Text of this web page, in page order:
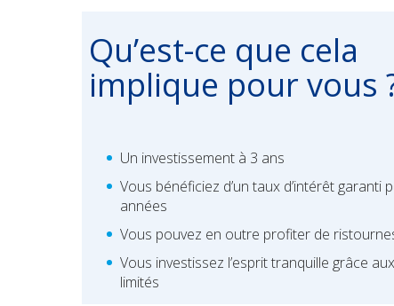
Qu’est-ce que cela
implique pour vous
Un investissement à 3 ans
Vous bénéficiez d’un taux d’intérêt garanti
années
Vous pouvez en outre profiter de
Vous investissez l’esprit tranquille grâce
limités